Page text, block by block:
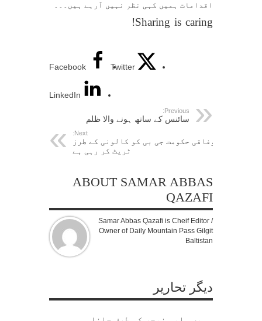
اقدامات ہمیں کہی نظر نہیں آرہے ہیں۔۔۔
Sharing is caring!
Facebook Twitter
LinkedIn
Previous:
سائنس کے ساتھ ہونے والا ظلم
Next:
وفاقی حکومت جی بی کو کالونی کے طرز
ٹریٹ کر رہی ہے
ABOUT SAMAR ABBAS
QAZAFI
Samar Abbas Qazafi is Cheif Editor /
Owner of Daily Mountain Pass Gilgit
Baltistan
دیگر تحاریر